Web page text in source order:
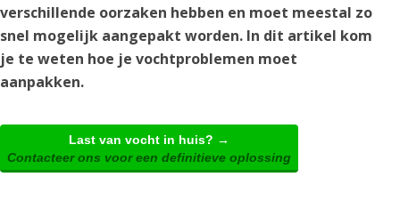
verschillende oorzaken hebben en moet meestal zo
snel mogelijk aangepakt worden. In dit artikel kom
je te weten hoe je vochtproblemen moet
aanpakken.
Last van vocht in huis? →
Contacteer ons voor een definitieve oplossing